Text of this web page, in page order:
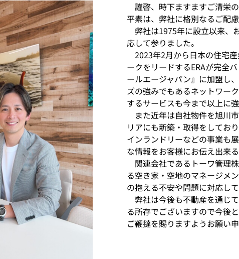
謹啓、時下ますますご清栄
平素は、弊社に格別なるご配
弊社は1975年に設立以来、
応して参りました。
2023年2月から日本の住宅
ークをリードするERAが完全
ールエージャパン』に加盟し
ズの強みでもあるネットワー
するサービスも今まで以上に
また近年は自社物件を旭川
リアにも新築・取得をしてお
インランドリーなどの事業も
な情報をお客様にお伝え出来
関連会社であるトーワ管理
る空き家・空地のマネージメ
の抱える不安や問題に対応して
弊社は今後も不動産を通じ
る所存でございますので今後
ご鞭撻を賜りますようお願い申